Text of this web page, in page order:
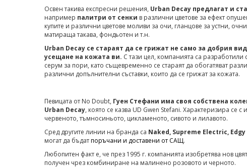
Освен такива експресни решения, Urban Decay предлагат и
например палитри от сенки в различни цветове за ефект
купите и различни цветове моливи за очи, гланцове за устни,
матираща такава, фондьотен и т.н.
Urban Decay се стараят да се грижат не само за добрия
усещане на кожата ви. С тази цел, компанията са
серум за пори, като същевременно се стараят да обогатяват
различни допълнителни съставки, които да се грижат за кожата.
Певицата от No Doubt, Гуен Стефани има своя собствена
Urban Decay, която се казва UD Gwen Stefani. Характеризира се
червеното, тъмносиньото, цикламеното, сивото и лилавото.
Сред другите линии на бранда са Naked, Supreme Electric,
могат да бъдатпоръчани и доставени от САЩ.
Любопитен факт е, че през 1995 г. компанията изобретява нов
получен чрез комбиниране на малинено розовото и черното.